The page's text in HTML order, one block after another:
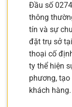
Đầu số
thông
tín và sự
đặt trụ sở
thoại cố
ty thể hiện
phương,
khách hàng.